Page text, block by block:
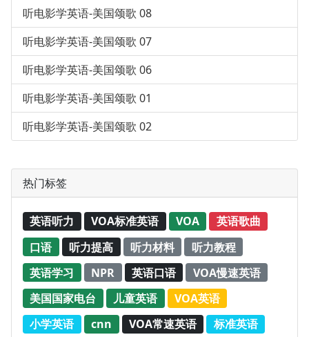
听电影学英语-美国颂歌 08
听电影学英语-美国颂歌 07
听电影学英语-美国颂歌 06
听电影学英语-美国颂歌 01
听电影学英语-美国颂歌 02
热门标签
英语听力 VOA标准英语 VOA
英语歌曲
口语
听力提高 听力材料
听力教程
英语学习
NPR 英语口语
VOA慢速英语
美国国家电台
儿童英语
VOA英语
小学英语
cnn VOA常速英语
标准英语